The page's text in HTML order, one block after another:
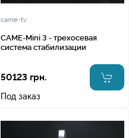
came-tv
CAME-Mini 3 - трехосевая
система стабилизации
50123 грн.
Под заказ